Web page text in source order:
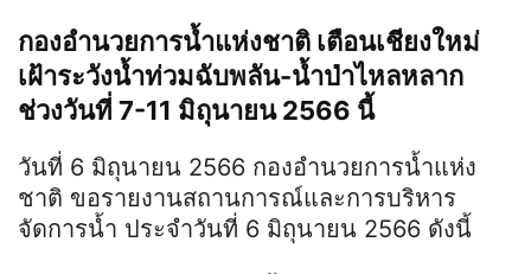
กองอำนวยการน้ำแห่งชาติ เตือนเชียงใหม่
เฝ้าระวังน้ำท่วมฉับพลัน-น้ำป่าไหลหลาก
ช่วงวันที่ 7-11 มิถุนายน 2566 นี้
วันที่ 6 มิถุนายน 2566 กองอำนวยการน้ำแห่ง
ชาติ ขอรายงานสถานการณ์และการบริหาร
จัดการน้ำ ประจำวันที่ 6 มิถุนายน 2566 ดังนี้